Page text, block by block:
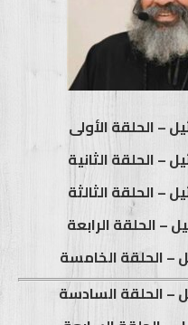
– الحلقة الأولى
– الحلقة الثانية
– الحلقة الثالثة
– الحلقة الرابعة
– الحلقة الخامسة
– الحلقة السادسة